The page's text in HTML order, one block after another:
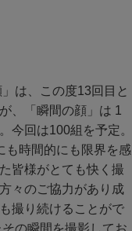
は、この度13回目と
、「瞬間の顔」は 1
今回は100組を予定。
も時間的にも限界を感
皆様がとても快く撮
々のご協力があり成
撮り続けることがで
の瞬間を撮影してお